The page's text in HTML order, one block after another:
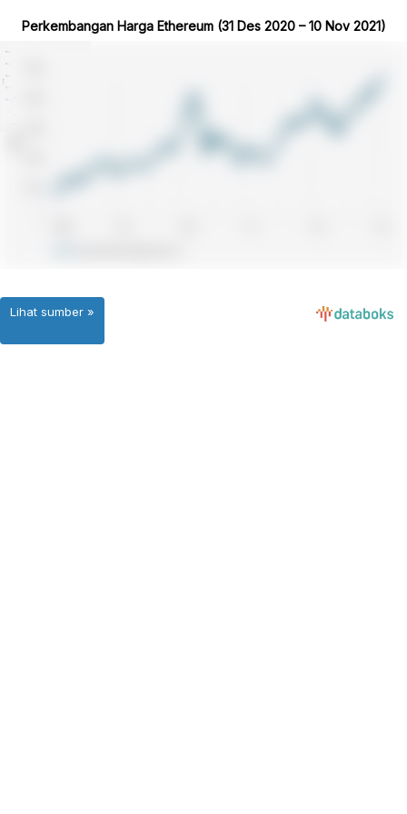
Perkembangan Harga Ethereum (31 Des 2020 – 10 Nov 2021)
Lihat sumber »